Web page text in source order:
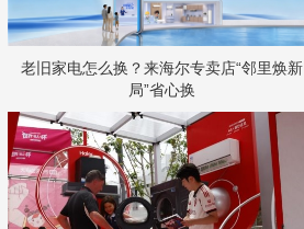
老旧家电怎么换？来海尔专卖店“邻里焕新
局”省心换